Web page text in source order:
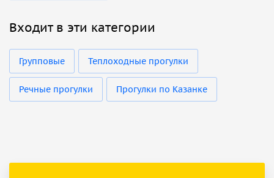
Входит в эти категории
Групповые Теплоходные прогулки
Речные прогулки Прогулки по Казанке